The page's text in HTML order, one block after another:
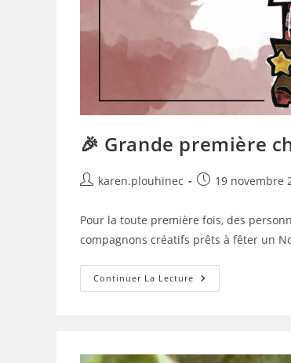
🎉 Grande première
Auteur/autrice
publication :
karen.plouhinec
Publication
19 novembre
Pour la toute première fois, des
compagnons créatifs prêts à fêter un
Continuer La Lecture 🎉
Grande